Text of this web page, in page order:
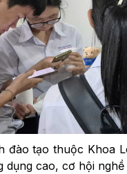
đào tạo thuộc Khoa
dụng cao, cơ hội